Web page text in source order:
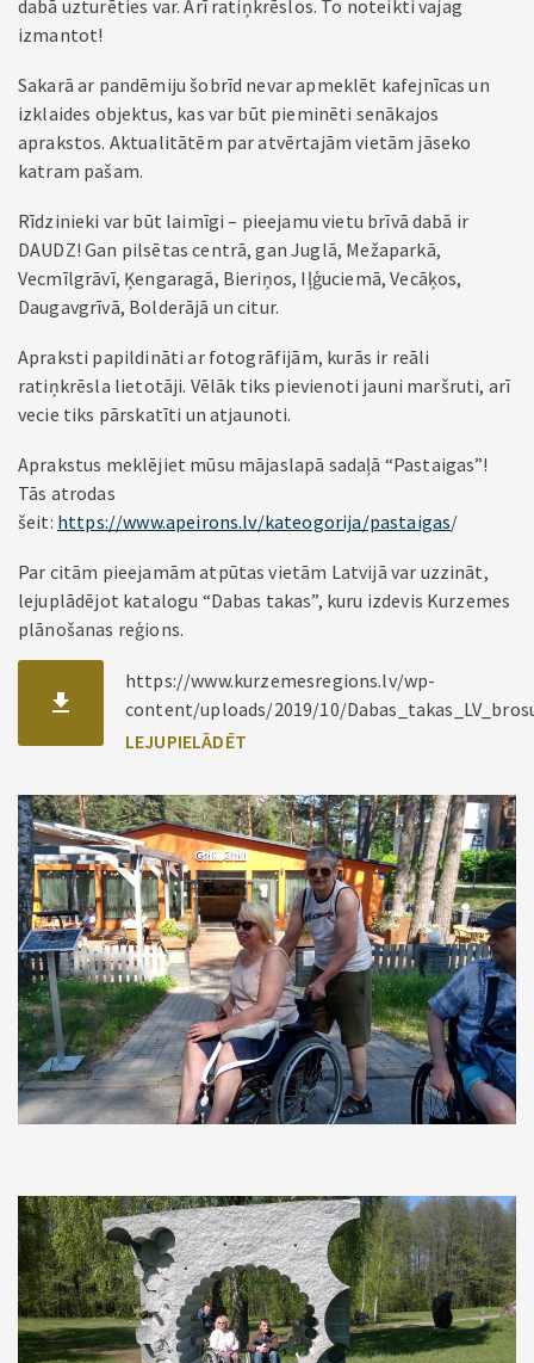
dabā uzturēties var. Arī ratiņkrēslos. To noteikti vajag
izmantot!
Sakarā ar pandēmiju šobrīd nevar apmeklēt kafejnīcas un
izklaides objektus, kas var būt pieminēti senākajos
aprakstos. Aktualitātēm par atvērtajām vietām jāseko
katram pašam.
Rīdzinieki var būt laimīgi – pieejamu vietu brīvā dabā ir
DAUDZ! Gan pilsētas centrā, gan Juglā, Mežaparkā,
Vecmīlgrāvī, Ķengaragā, Bieriņos, Iļģuciemā, Vecāķos,
Daugavgrīvā, Bolderājā un citur.
Apraksti papildināti ar fotogrāfijām, kurās ir reāli
ratiņkrēsla lietotāji. Vēlāk tiks pievienoti jauni maršruti, arī
vecie tiks pārskatīti un atjaunoti.
Aprakstus meklējiet mūsu mājaslapā sadaļā “Pastaigas”!
Tās atrodas
šeit: https://www.apeirons.lv/kateogorija/pastaigas/
Par citām pieejamām atpūtas vietām Latvijā var uzzināt,
lejuplādējot katalogu “Dabas takas”, kuru izdevis Kurzemes
plānošanas reģions.
https://www.kurzemesregions.lv/wp-
content/uploads/2019/10/